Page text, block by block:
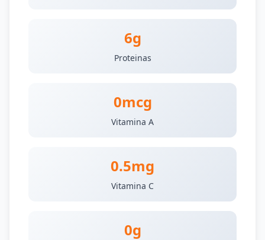
6g
Proteinas
0mcg
Vitamina A
0.5mg
Vitamina C
0g